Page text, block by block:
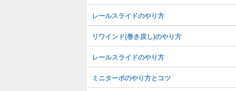
レールスライドのやり方
リワインド(巻き戻し)のやり方
レールスライドのやり方
ミニターボのやり方とコツ